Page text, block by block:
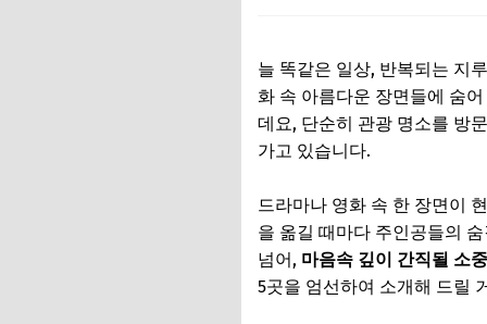
늘 똑같은 일상, 반복되는 지
화 속 아름다운 장면들에 숨
데요, 단순히 관광 명소를 방
가고 있습니다.
드라마나 영화 속 한 장면이
을 옮길 때마다 주인공들의
넘어, 마음속 깊이 간직될 소
5곳을 엄선하여 소개해 드릴